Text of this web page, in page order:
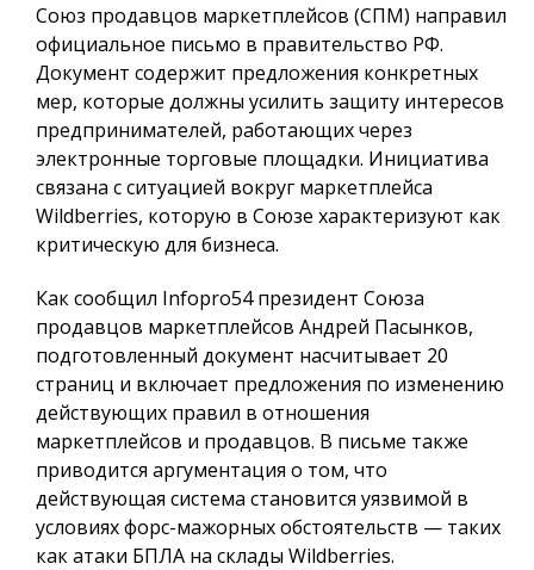
Союз продавцов маркетплейсов (СПМ) направил
официальное письмо в правительство РФ.
Документ содержит предложения конкретных
мер, которые должны усилить защиту интересов
предпринимателей, работающих через
электронные торговые площадки. Инициатива
связана с ситуацией вокруг маркетплейса
Wildberries, которую в Союзе характеризуют как
критическую для бизнеса.
Как сообщил Infopro54президент Союза
продавцов маркетплейсов Андрей Пасынков,
подготовленный документ насчитывает 20
страниц и включает предложения по изменению
действующих правил в отношения
маркетплейсов и продавцов. В письме также
приводится аргументация о том, что
действующая система становится уязвимой в
условиях форс-мажорных обстоятельств — таких
как атаки БПЛА на склады Wildberries.